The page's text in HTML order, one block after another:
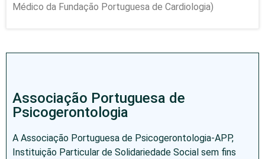
Médico da Fundação Portuguesa de Cardiologia)
Associação Portuguesa de
Psicogerontologia
A Associação Portuguesa de Psicogerontologia-APP,
Instituição Particular de Solidariedade Social sem fins